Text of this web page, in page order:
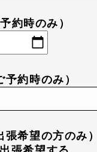
予約時のみ）
ご予約時のみ）
張希望の方のみ）